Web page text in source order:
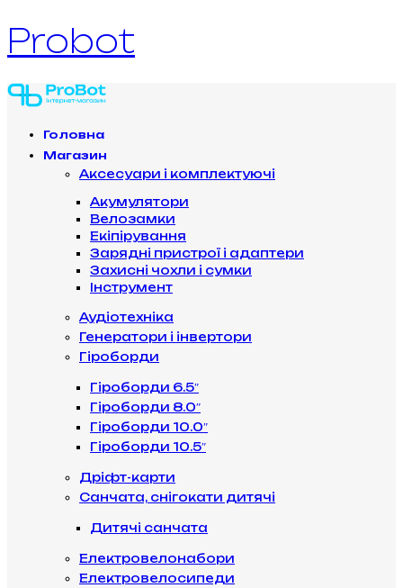
Probot
Головна
Магазин
Аксесуари і комплектуючі
Акумулятори
Велозамки
Екіпірування
Зарядні пристрої і адаптери
Захисні чохли і сумки
Інструмент
Аудіотехніка
Генератори і інвертори
Гіроборди
Гіроборди 6.5″
Гіроборди 8.0″
Гіроборди 10.0″
Гіроборди 10.5″
Дріфт-карти
Санчата, снігокати дитячі
Дитячі санчата
Електровелонабори
Електровелосипеди